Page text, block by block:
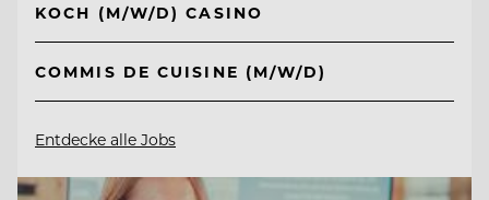
KOCH (M/W/D) CASINO
COMMIS DE CUISINE (M/W/D)
Entdecke alle Jobs